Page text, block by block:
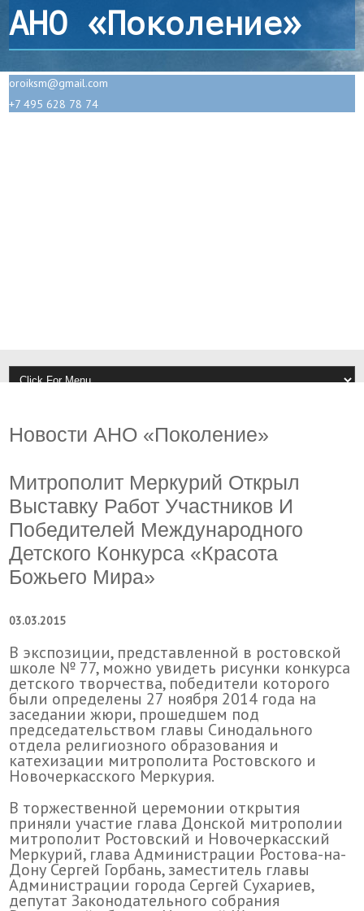
АНО «Поколение»
oroiksm@gmail.com
+7 495 628 78 74
Новости АНО «Поколение»
Митрополит Меркурий Открыл
Выставку Работ Участников И
Победителей Международного
Детского Конкурса «Красота
Божьего Мира»
03.03.2015
В экспозиции, представленной в ростовской
школе № 77, можно увидеть рисунки конкурса
детского творчества, победители которого
были определены 27 ноября 2014 года на
заседании жюри, прошедшем под
председательством главы Синодального
отдела религиозного образования и
катехизации митрополита Ростовского и
Новочеркасского Меркурия.
В торжественной церемонии открытия
приняли участие глава Донской митрополии
митрополит Ростовский и Новочеркасский
Меркурий, глава Администрации Ростова-на-
Дону Сергей Горбань, заместитель главы
Администрации города Сергей Сухариев,
депутат Законодательного собрания